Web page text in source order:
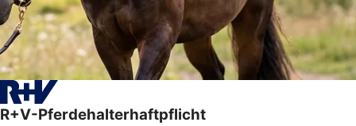
R+V-Pferdehalterhaftpflicht